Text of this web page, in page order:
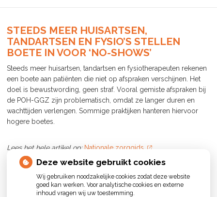
STEEDS MEER HUISARTSEN,
TANDARTSEN EN FYSIO’S STELLEN
BOETE IN VOOR ‘NO-SHOWS’
Steeds meer huisartsen, tandartsen en fysiotherapeuten rekenen
een boete aan patiënten die niet op afspraken verschijnen. Het
doel is bewustwording, geen straf. Vooral gemiste afspraken bij
de POH-GGZ zijn problematisch, omdat ze langer duren en
wachttijden verlengen. Sommige praktijken hanteren hiervoor
hogere boetes.
Lees het hele artikel op: Nationale zorggids
Publicatiedatum:
05-01-2026
Terug naar overzicht
Deze website gebruikt cookies
Wij gebruiken noodzakelijke cookies zodat deze website
goed kan werken. Voor analytische cookies en externe
inhoud vragen wij uw toestemming.